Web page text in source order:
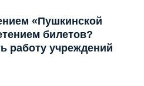
«Пушкинской
билетов?
работу учреждений